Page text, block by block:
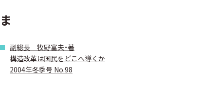
ま
副総長 牧野富夫・著
構造改革は国民をどこへ導くか
2004年冬季号 No.98